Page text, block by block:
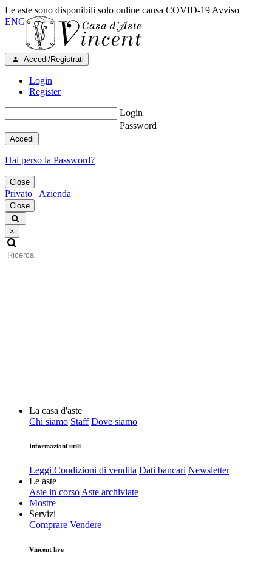
Le aste sono disponibili solo online causa COVID-19 Avviso
ENG
Accedi/Registrati
Login
Register
Login
Password
Accedi
Hai perso la Password?
Close
Privato Azienda
Close
×
La casa d'aste
Chi siamo Staff Dove siamo
Informazioni utili
Leggi Condizioni di vendita Dati bancari Newsletter
Le aste
Aste in corso Aste archiviate
Mostre
Servizi
Comprare Vendere
Vincent live